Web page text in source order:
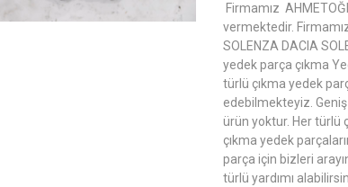
Firmamız
vermektedir.
SOLENZA DACIA
yedek parça çıkma
türlü çıkma yedek
edebilmekteyiz.
ürün yoktur. Her türlü
çıkma yedek
parça için bizleri
türlü yardımı